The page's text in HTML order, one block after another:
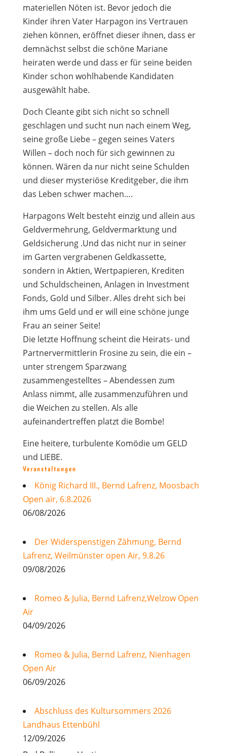
materiellen Nöten ist. Bevor jedoch die
Kinder ihren Vater Harpagon ins Vertrauen
ziehen können, eröffnet dieser ihnen, dass er
demnächst selbst die schöne Mariane
heiraten werde und dass er für seine beiden
Kinder schon wohlhabende Kandidaten
ausgewählt habe.
Doch Cleante gibt sich nicht so schnell
geschlagen und sucht nun nach einem Weg,
seine große Liebe – gegen seines Vaters
Willen – doch noch für sich gewinnen zu
können. Wären da nur nicht seine Schulden
und dieser mysteriöse Kreditgeber, die ihm
das Leben schwer machen….
Harpagons Welt besteht einzig und allein aus
Geldvermehrung, Geldvermarktung und
Geldsicherung .Und das nicht nur in seiner
im Garten vergrabenen Geldkassette,
sondern in Aktien, Wertpapieren, Krediten
und Schuldscheinen, Anlagen in Investment
Fonds, Gold und Silber. Alles dreht sich bei
ihm ums Geld und er will eine schöne junge
Frau an seiner Seite!
Die letzte Hoffnung scheint die Heirats- und
Partnervermittlerin Frosine zu sein, die ein –
unter strengem Sparzwang
zusammengestelltes – Abendessen zum
Anlass nimmt, alle zusammenzuführen und
die Weichen zu stellen. Als alle
aufeinandertreffen platzt die Bombe!
Eine heitere, turbulente Komödie um GELD
und LIEBE.
Veranstaltungen
König Richard III., Bernd Lafrenz, Moosbach
Open air, 6.8.2026
06/08/2026
Der Widerspenstigen Zähmung, Bernd
Lafrenz, Weilmünster open Air, 9.8.26
09/08/2026
Romeo & Julia, Bernd Lafrenz,Welzow Open
Air
04/09/2026
Romeo & Julia, Bernd Lafrenz, Nienhagen
Open Air
06/09/2026
Abschluss des Kultursommers 2026
Landhaus Ettenbühl
12/09/2026